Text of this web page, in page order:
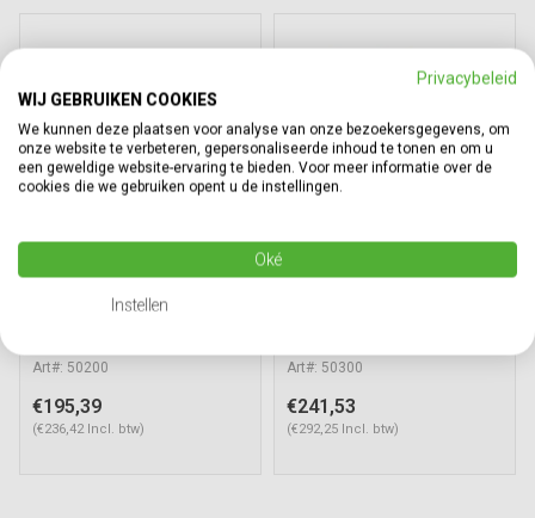
Mobiel stapelrek
2025x1180x310mm
Art#: 50200
€195,39
(€236,42 Incl. btw)
Big Bag stapelrek
Art#: 50300
€241,53
(€292,25 Incl. btw)
Privacybeleid
WIJ GEBRUIKEN COOKIES
We kunnen deze plaatsen voor analyse van onze bezoekersgegevens, om
onze website te verbeteren, gepersonaliseerde inhoud te tonen en om u
een geweldige website-ervaring te bieden. Voor meer informatie over de
cookies die we gebruiken opent u de instellingen.
Oké
Instellen